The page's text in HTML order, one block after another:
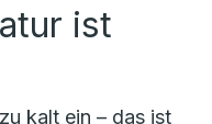
ist
kalt ein – das ist